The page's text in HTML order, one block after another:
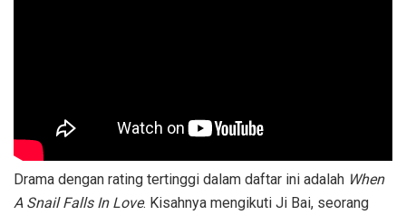
Drama dengan rating tertinggi dalam daftar ini adalah When
A Snail Falls In Love. Kisahnya mengikuti Ji Bai, seorang